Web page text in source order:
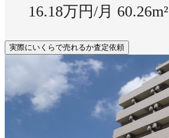
16.18万円/月 60.26m²
実際にいくらで売れるか査定依頼